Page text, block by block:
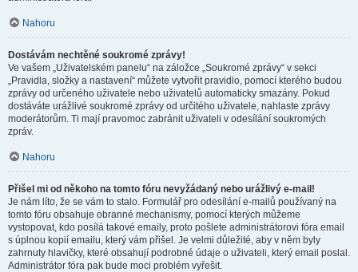
Nahoru
Dostávám nechtěné soukromé zprávy!
Ve vašem „Uživatelském panelu“ na záložce „Soukromé zprávy“ v sekci
„Pravidla, složky a nastavení“ můžete vytvořit pravidlo, pomocí kterého budou
zprávy od určeného uživatele nebo uživatelů automaticky smazány. Pokud
dostáváte urážlivé soukromé zprávy od určitého uživatele, nahlaste zprávy
moderátorům. Ti mají pravomoc zabránit uživateli v odesílání soukromých
zpráv.
Nahoru
Přišel mi od někoho na tomto fóru nevyžádaný nebo urážlivý e-mail!
Je nám líto, že se vám to stalo. Formulář pro odesílání e-mailů používaný na
tomto fóru obsahuje obranné mechanismy, pomocí kterých můžeme
vystopovat, kdo posílá takové emaily, proto pošlete administrátorovi fóra email
s úplnou kopií emailu, který vám přišel. Je velmi důležité, aby v něm byly
zahrnuty hlavičky, které obsahují podrobné údaje o uživateli, který email poslal.
Administrátor fóra pak bude moci problém vyřešit.